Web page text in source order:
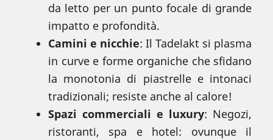
da letto per un punto focale di grande
impatto e profondità.
Camini e nicchie: Il Tadelakt si plasma
in curve e forme organiche che sfidano
la monotonia di piastrelle e intonaci
tradizionali; resiste anche al calore!
Spazi commerciali e luxury: Negozi,
ristoranti, spa e hotel: ovunque il